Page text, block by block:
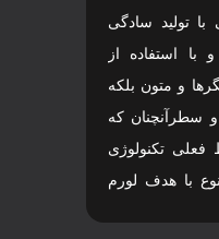
تولید سادگی
استفاده از
و متون بلکه
سطرآنچنان که
تکنولوژی
با هدف لورم